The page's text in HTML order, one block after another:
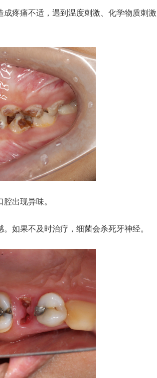
疼痛不适，遇到温度刺激、化学物质刺激
出现异味。
如果不及时治疗，细菌会杀死牙神经。